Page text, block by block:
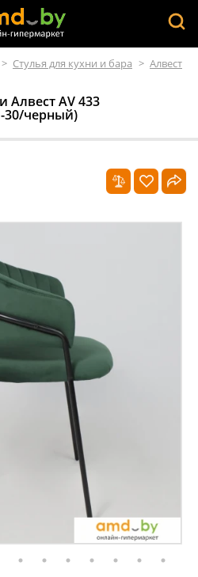
> Стулья для кухни и бара > Алвест
Алвест AV 433
30/черный)